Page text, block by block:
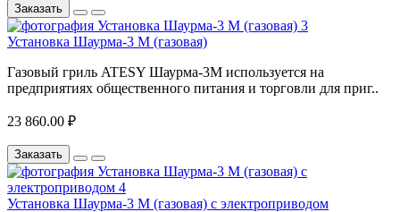
Заказать
Установка Шаурма-3 М (газовая)
Газовый гриль ATESY Шаурма-3М используется на
предприятиях общественного питания и торговли для приг..
23 860.00 ₽
Заказать
Установка Шаурма-3 М (газовая) с электроприводом